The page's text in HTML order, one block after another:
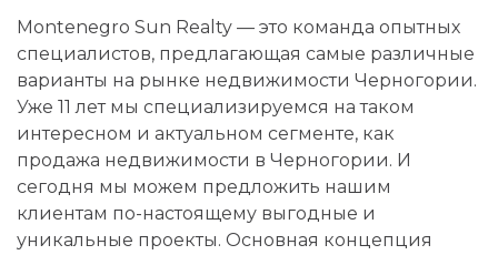
Montenegro Sun Realty — это команда опытных
специалистов, предлагающая самые различные
варианты на рынке недвижимости Черногории.
Уже 11 лет мы специализируемся на таком
интересном и актуальном сегменте, как
продажа недвижимости в Черногории. И
сегодня мы можем предложить нашим
клиентам по-настоящему выгодные и
уникальные проекты. Основная концепция